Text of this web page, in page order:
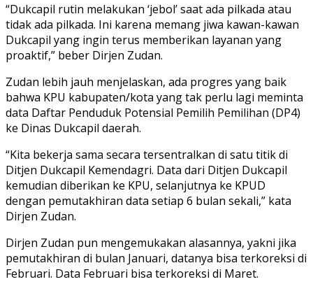
“Dukcapil rutin melakukan ‘jebol’ saat ada pilkada atau
tidak ada pilkada. Ini karena memang jiwa kawan-kawan
Dukcapil yang ingin terus memberikan layanan yang
proaktif,” beber Dirjen Zudan.
Zudan lebih jauh menjelaskan, ada progres yang baik
bahwa KPU kabupaten/kota yang tak perlu lagi meminta
data Daftar Penduduk Potensial Pemilih Pemilihan (DP4)
ke Dinas Dukcapil daerah.
“Kita bekerja sama secara tersentralkan di satu titik di
Ditjen Dukcapil Kemendagri. Data dari Ditjen Dukcapil
kemudian diberikan ke KPU, selanjutnya ke KPUD
dengan pemutakhiran data setiap 6 bulan sekali,” kata
Dirjen Zudan.
Dirjen Zudan pun mengemukakan alasannya, yakni jika
pemutakhiran di bulan Januari, datanya bisa terkoreksi di
Februari. Data Februari bisa terkoreksi di Maret.